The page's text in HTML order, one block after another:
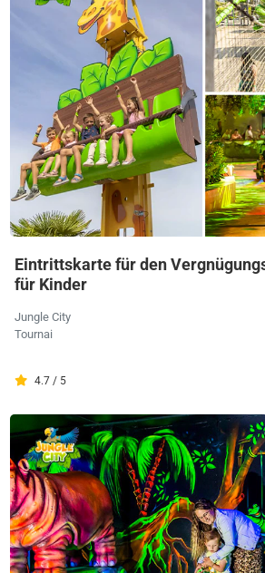
Eintrittskarte für den
für Kinder
Jungle City
Tournai
4.7 / 5